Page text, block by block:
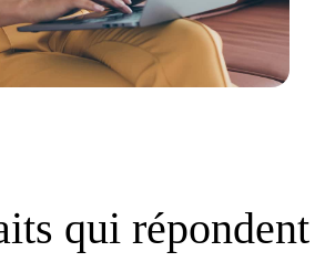
qui répondent